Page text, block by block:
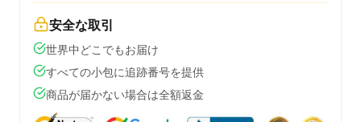
安全な取引
世界中どこでもお届け
すべての小包に追跡番号を提供
商品が届かない場合は全額返金